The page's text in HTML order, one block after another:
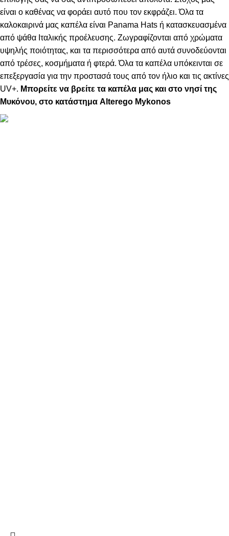
είναι ο καθένας να φοράει αυτό που τον εκφράζει. Όλα τα
καλοκαιρινά μας καπέλα είναι Panama Hats ή κατασκευασμένα
από ψάθα Ιταλικής προέλευσης. Ζωγραφίζονται από χρώματα
υψηλής ποιότητας, και τα περισσότερα από αυτά συνοδεύονται
από τρέσες, κοσμήματα ή φτερά. Όλα τα καπέλα υπόκεινται σε
επεξεργασία για την προστασά τους από τον ήλιο και τις ακτίνες
UV+. Μπορείτε να βρείτε τα καπέλα μας και στο νησί της
Μυκόνου, στο κατάστημα Alterego Mykonos